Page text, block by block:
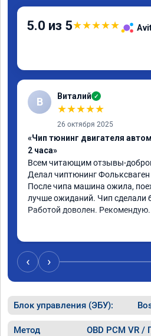
5.0 из 5★★★★★
В Виталий ✓
★★★★★
26 октября 2025
«Чип тюнинг двигателя
2 часа»
Всем читающим отзывы-
Делал чиптюнинг Фольксваген
После чипа машина ожила,
лучше ожиданий. Чип сделали
Работой доволен. Рекомендую.
‹ ›
Блок управления (ЭБУ):
Метод
OBD PCM VR